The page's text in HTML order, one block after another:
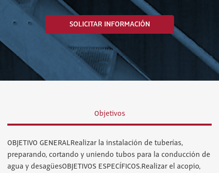
SOLICITAR INFORMACIÓN
Objetivos
OBJETIVO GENERALRealizar la instalación de tuberías,
preparando, cortando y uniendo tubos para la conducción de
agua y desagüesOBJETIVOS ESPECÍFICOS.Realizar el acopio,